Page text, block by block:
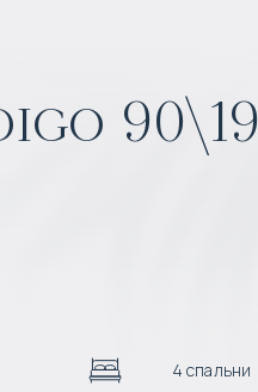
90\19
4 спальни